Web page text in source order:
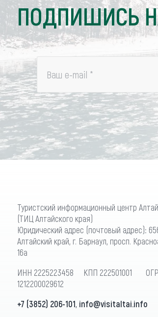
ПОДПИШИСЬ
Ваш e-mail *
Туристский информационный центр
(ТИЦ Алтайского края)
Юридический адрес (почтовый адрес):
Алтайский край, г. Барнаул, просп.
16а
ИНН 2225223458 КПП 222501001
1212200029612
+7 (3852) 206-101, info@visitaltai.info